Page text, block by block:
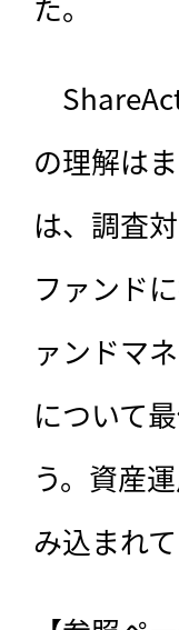
の理解は
は、調査
ファンド
ァンドマ
について
う。資産
み込まれ